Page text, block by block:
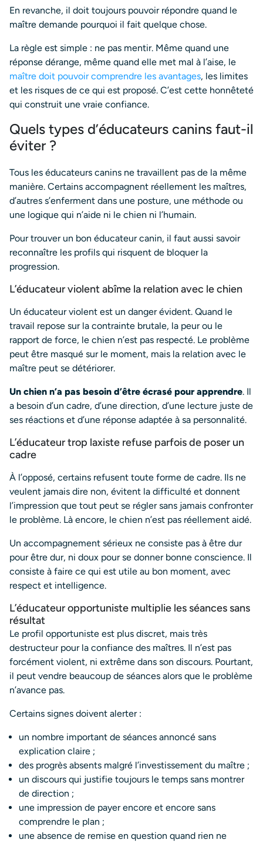
En revanche, il doit toujours pouvoir répondre quand le
maître demande pourquoi il fait quelque chose.
La règle est simple : ne pas mentir. Même quand une
réponse dérange, même quand elle met mal à l’aise, le
maître doit pouvoir comprendre les avantages, les limites
et les risques de ce qui est proposé. C’est cette honnêteté
qui construit une vraie confiance.
Quels types d’éducateurs canins faut-il
éviter ?
Tous les éducateurs canins ne travaillent pas de la même
manière. Certains accompagnent réellement les maîtres,
d’autres s’enferment dans une posture, une méthode ou
une logique qui n’aide ni le chien ni l’humain.
Pour trouver un bon éducateur canin, il faut aussi savoir
reconnaître les profils qui risquent de bloquer la
progression.
L’éducateur violent abîme la relation avec le chien
Un éducateur violent est un danger évident. Quand le
travail repose sur la contrainte brutale, la peur ou le
rapport de force, le chien n’est pas respecté. Le problème
peut être masqué sur le moment, mais la relation avec le
maître peut se détériorer.
Un chien n’a pas besoin d’être écrasé pour apprendre. Il
a besoin d’un cadre, d’une direction, d’une lecture juste de
ses réactions et d’une réponse adaptée à sa personnalité.
L’éducateur trop laxiste refuse parfois de poser un
cadre
À l’opposé, certains refusent toute forme de cadre. Ils ne
veulent jamais dire non, évitent la difficulté et donnent
l’impression que tout peut se régler sans jamais confronter
le problème. Là encore, le chien n’est pas réellement aidé.
Un accompagnement sérieux ne consiste pas à être dur
pour être dur, ni doux pour se donner bonne conscience. Il
consiste à faire ce qui est utile au bon moment, avec
respect et intelligence.
L’éducateur opportuniste multiplie les séances sans
résultat
Le profil opportuniste est plus discret, mais très
destructeur pour la confiance des maîtres. Il n’est pas
forcément violent, ni extrême dans son discours. Pourtant,
il peut vendre beaucoup de séances alors que le problème
n’avance pas.
Certains signes doivent alerter :
un nombre important de séances annoncé sans
explication claire ;
des progrès absents malgré l’investissement du maître ;
un discours qui justifie toujours le temps sans montrer
de direction ;
une impression de payer encore et encore sans
comprendre le plan ;
une absence de remise en question quand rien ne